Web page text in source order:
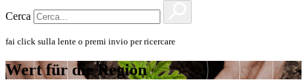
Cerca
fai click sulla lente o premi invio per ricercare
Wert für die Region